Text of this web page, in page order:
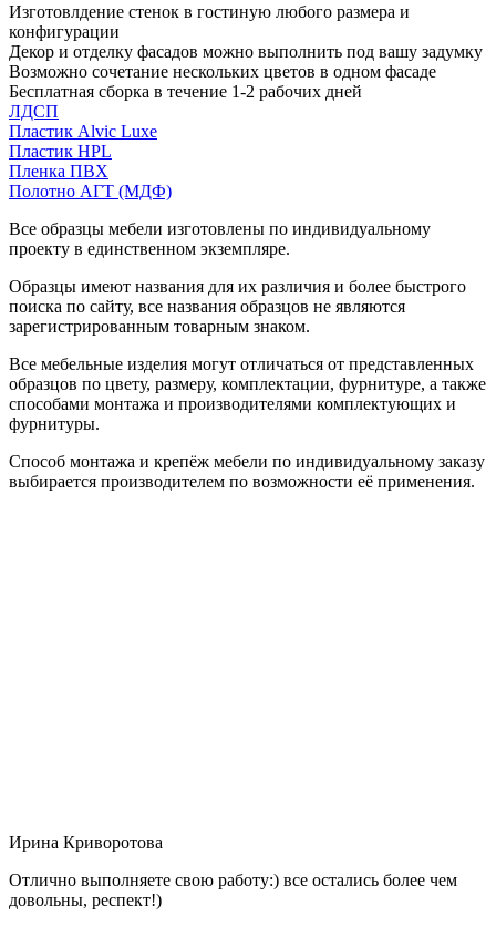
Изготовлдение стенок в гостиную любого размера и
конфигурации
Декор и отделку фасадов можно выполнить под вашу задумку
Возможно сочетание нескольких цветов в одном фасаде
Бесплатная сборка в течение 1-2 рабочих дней
ЛДСП
Пластик Alvic Luxe
Пластик HPL
Пленка ПВХ
Полотно АГТ (МДФ)
Все образцы мебели изготовлены по индивидуальному
проекту в единственном экземпляре.
Образцы имеют названия для их различия и более быстрого
поиска по сайту, все названия образцов не являются
зарегистрированным товарным знаком.
Все мебельные изделия могут отличаться от представленных
образцов по цвету, размеру, комплектации, фурнитуре, а также
способами монтажа и производителями комплектующих и
фурнитуры.
Способ монтажа и крепёж мебели по индивидуальному заказу
выбирается производителем по возможности её применения.
Ирина Криворотова
Отлично выполняете свою работу:) все остались более чем
довольны, респект!)